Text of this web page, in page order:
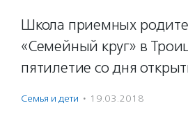
Школа приемных
«Семейный круг» в
пятилетие со дня
Семья и дети · 19.03.2018